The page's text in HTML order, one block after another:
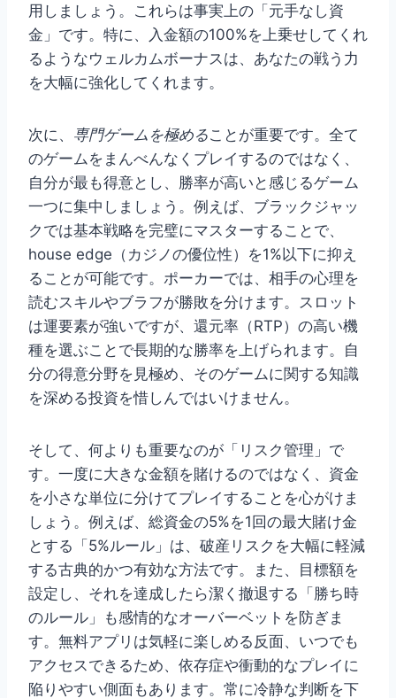
用しましょう。これらは事実上の「元手なし資
金」です。特に、入金額の100%を上乗せしてくれ
るようなウェルカムボーナスは、あなたの戦う力
を大幅に強化してくれます。
次に、 専門ゲームを極めることが重要です。全て
のゲームをまんべんなくプレイするのではなく、
自分が最も得意とし、勝率が高いと感じるゲーム
一つに集中しましょう。例えば、ブラックジャッ
クでは基本戦略を完璧にマスターすることで、
house edge（カジノの優位性）を1%以下に抑え
ることが可能です。ポーカーでは、相手の心理を
読むスキルやブラフが勝敗を分けます。スロット
は運要素が強いですが、還元率（RTP）の高い機
種を選ぶことで長期的な勝率を上げられます。自
分の得意分野を見極め、そのゲームに関する知識
を深める投資を惜しんではいけません。
そして、何よりも重要なのが「リスク管理」で
す。一度に大きな金額を賭けるのではなく、資金
を小さな単位に分けてプレイすることを心がけま
しょう。例えば、総資金の5%を1回の最大賭け金
とする「5%ルール」は、破産リスクを大幅に軽減
する古典的かつ有効な方法です。また、目標額を
設定し、それを達成したら潔く撤退する「勝ち時
のルール」も感情的なオーバーベットを防ぎま
す。無料アプリは気軽に楽しめる反面、いつでも
アクセスできるため、依存症や衝動的なプレイに
陥りやすい側面もあります。常に冷静な判断を下